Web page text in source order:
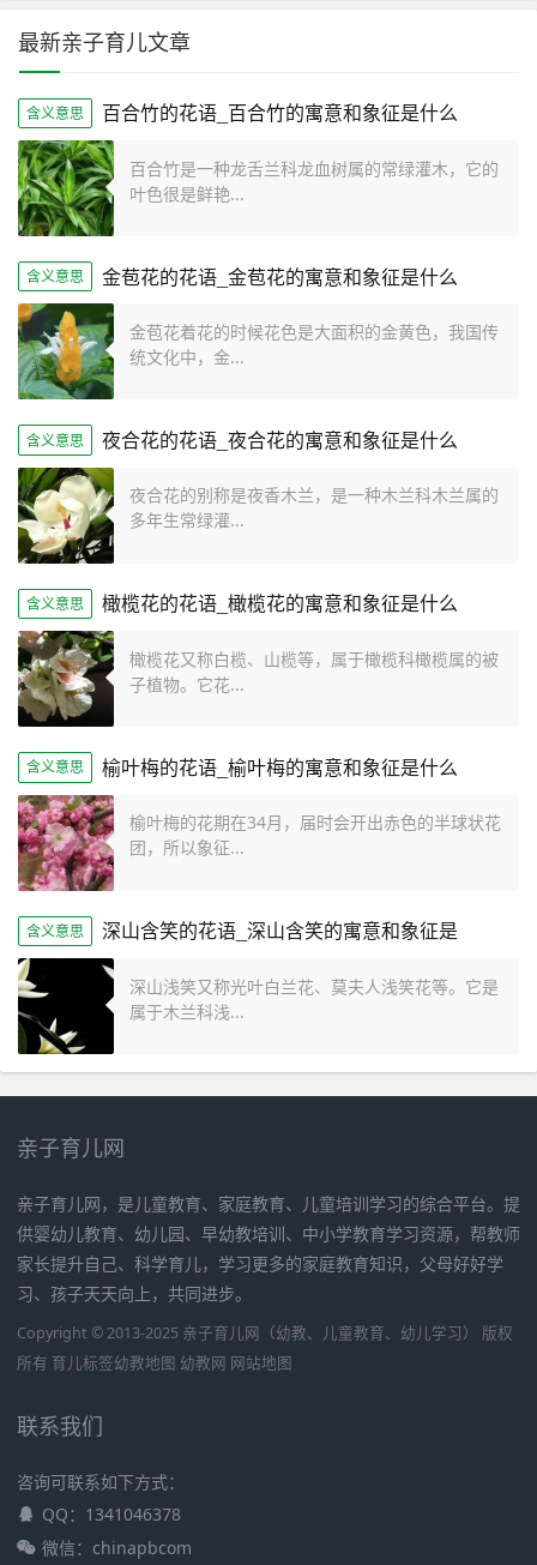
最新亲子育儿文章
含义意思 百合竹的花语_百合竹的寓意和象征是什么
百合竹是一种龙舌兰科龙血树属的常绿灌木，它的
叶色很是鲜艳...
含义意思 金苞花的花语_金苞花的寓意和象征是什么
金苞花着花的时候花色是大面积的金黄色，我国传
统文化中，金...
含义意思 夜合花的花语_夜合花的寓意和象征是什么
夜合花的别称是夜香木兰，是一种木兰科木兰属的
多年生常绿灌...
含义意思 橄榄花的花语_橄榄花的寓意和象征是什么
橄榄花又称白榄、山榄等，属于橄榄科橄榄属的被
子植物。它花...
含义意思 榆叶梅的花语_榆叶梅的寓意和象征是什么
榆叶梅的花期在34月，届时会开出赤色的半球状花
团，所以象征...
含义意思 深山含笑的花语_深山含笑的寓意和象征是
深山浅笑又称光叶白兰花、莫夫人浅笑花等。它是
属于木兰科浅...
亲子育儿网
亲子育儿网，是儿童教育、家庭教育、儿童培训学习的综合平台。提
供婴幼儿教育、幼儿园、早幼教培训、中小学教育学习资源，帮教师
家长提升自己、科学育儿，学习更多的家庭教育知识，父母好好学
习、孩子天天向上，共同进步。
Copyright © 2013-2025 亲子育儿网（幼教、儿童教育、幼儿学习） 版权
所有 育儿标签幼教地图 幼教网 网站地图
联系我们
咨询可联系如下方式：
QQ：1341046378
微信：chinapbcom